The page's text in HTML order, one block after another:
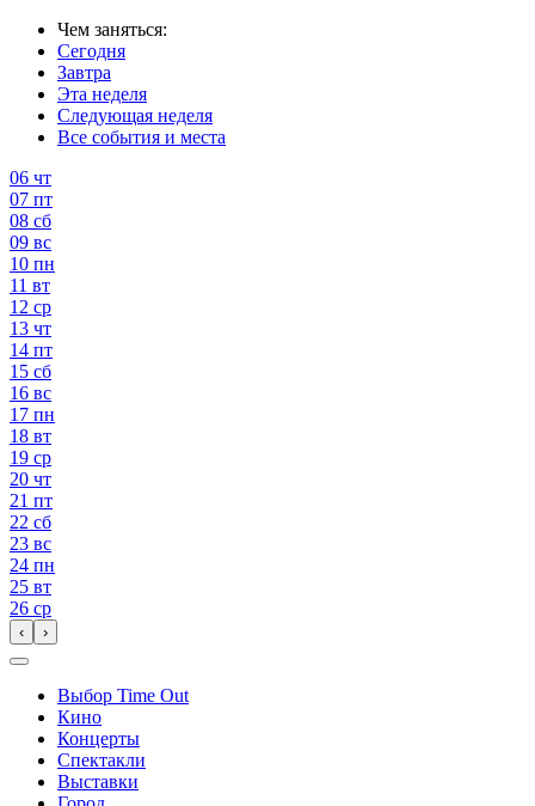
Чем заняться:
Сегодня
Завтра
Эта неделя
Следующая неделя
Все события и места
06 чт
07 пт
08 сб
09 вс
10 пн
11 вт
12 ср
13 чт
14 пт
15 сб
16 вс
17 пн
18 вт
19 ср
20 чт
21 пт
22 сб
23 вс
24 пн
25 вт
26 ср
‹ ›
Выбор Time Out
Кино
Концерты
Спектакли
Выставки